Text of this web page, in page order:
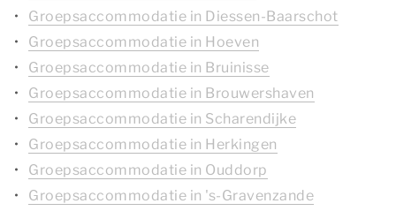
Groepsaccommodatie in Diessen-Baarschot
Groepsaccommodatie in Hoeven
Groepsaccommodatie in Bruinisse
Groepsaccommodatie in Brouwershaven
Groepsaccommodatie in Scharendijke
Groepsaccommodatie in Herkingen
Groepsaccommodatie in Ouddorp
Groepsaccommodatie in 's-Gravenzande